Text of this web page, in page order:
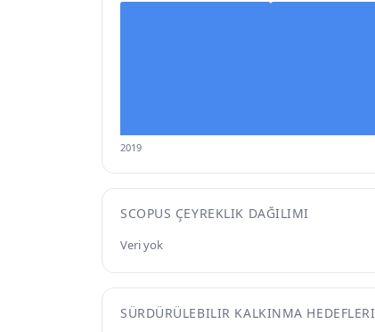
2019
SCOPUS ÇEYREKLIK DAĞILIMI
Veri yok
SÜRDÜRÜLEBILIR KALKINMA HEDEFLERI